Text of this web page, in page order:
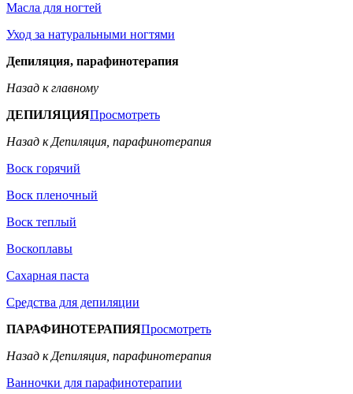
Масла для ногтей
Уход за натуральными ногтями
Депиляция, парафинотерапия
Назад к главному
ДЕПИЛЯЦИЯПросмотреть
Назад к Депиляция, парафинотерапия
Воск горячий
Воск пленочный
Воск теплый
Воскоплавы
Сахарная паста
Средства для депиляции
ПАРАФИНОТЕРАПИЯПросмотреть
Назад к Депиляция, парафинотерапия
Ванночки для парафинотерапии